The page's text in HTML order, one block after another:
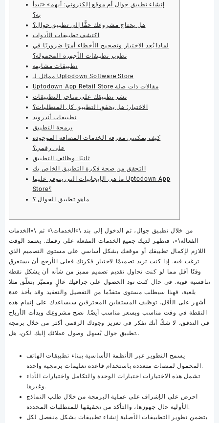
إنشاء تطبيق جوال أم موقع إلكتروني: أيهم» «تبدأ
به؟
هل يحتاج مشروعك حقًّا إلى تطبيق جوال؟
اكتشف تطبيقات الأدوات
لماذا يُعد الاختبار وتصحيح الأخطاء أمرًا ضروريًا في
تطوير تطبيقات الأجهزة المحمولة؟
تطبيقات مشابهة
مماثل لـ Uptodown Software Store
Uptodown App Retail Store مقالات ذات صلة
نشر تطبيقك على متاجر التطبيقات
الاختبار: هل يحقق التطبيق كل المتطلبات؟
تطبيقات أندرويد
برمجة التطبيق
كيف يمكنني معرفة الخدمات المضافة الموجودة
على رقمي؟
ثانيًا: وظائف التطبيق
التحقق من صحة فكرة التطبيق الخاص بك
ما هي الإيجابيات التي يتوفر عليها Uptodown App
Store؟
ماهو تطبيق الجوال ؟
من خلال تطبيق جوال، ثم الدخول إلى بند \»الخدمات\» ثم \»الخدمات
الفعالة\»، فتظهر لديك جميع الخدمات المفعلة على رقمك. يعتمد الوقت
اللازم لإكمال تطبيقك أو موقعك بشكل أساسي على مستوى التصميم الذي
ترغب فيه. إذا كنت تريد تصميمًا لاختبار فكرتك فعلى الأرجح أن يستغرق
وقتًا أقل مما لو كنت تحاول تقديم تصميم مميز من شأنه أن يشكل نقطة
تنافسية قوية. في حال كنت تود الحصول على جرافيك عالٍ ومميّز يتعلّق مثلا
بلعبة، فهذا سيطلب مستوى متقدّما من التفصيل والتعقيد وقد يأخذ عدة
أشهر على الأقل، توظيف المستقلين المحترفين سيساعدك على إتمام هذه
النقطة في وقت مناسب وبسعر مناسب أيضًا. نضج مشروعِك وبدأت الأرباح
في التدفق، لا شكّ أنك تفكر في تعزيز وجودك الرقمي أكثر من خلال برمجة
تطبيق جوال يُسهل وصول عملائك إليك لكن، هل..
يسمح التطوير عبر الأنظمة الأساسية ببناء تطبيقات الهاتف
المحمول لمنصات متعددة باستخدام قاعدة تعليمات برمجية واحدة.
تشمل هذه الاختبارات اختبارات الوحدة والتكامل واختبارات الأداء
وغيرها.
احرص على الإشراف على عملية البرمجة من خلال طلب النماذج
الأولية حال جهوزها، والتأكد من تحقيقها للمتطلبات المحددة.
يتضمن تطوير التطبيقات الأصلية إنشاء تطبيقات بشكل منفصل لكل